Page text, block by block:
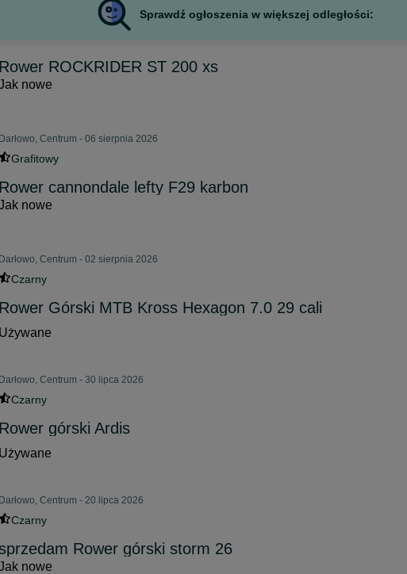
Sprawdź ogłoszenia w większej odległości:
Rower ROCKRIDER ST 200 xs
nowe
Darłowo, Centrum - 06 sierpnia 2026
Grafitowy
Rower cannondale lefty F29 karbon
nowe
Darłowo, Centrum - 02 sierpnia 2026
Czarny
Rower Górski MTB Kross Hexagon 7.0 29 cali
Używane
Darłowo, Centrum - 30 lipca 2026
Czarny
Rower górski Ardis
Używane
Darłowo, Centrum - 20 lipca 2026
Czarny
Rower górski storm 26
nowe